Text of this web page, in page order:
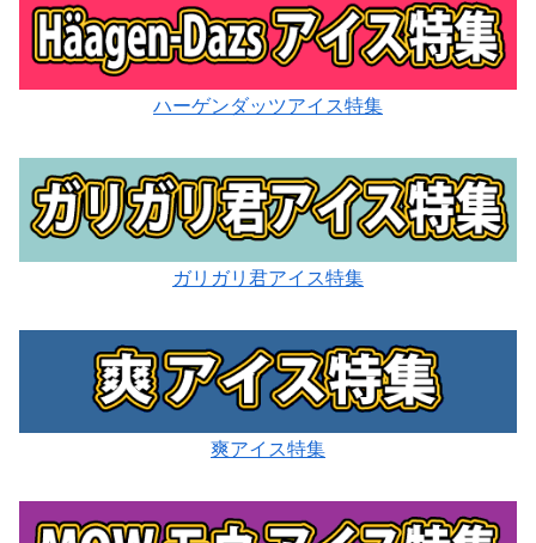
ハーゲンダッツアイス特集
ガリガリ君アイス特集
爽アイス特集